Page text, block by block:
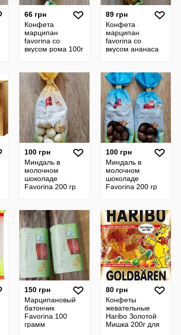
66 грн
Конфета
марципан
favorina со
вкусом рома 100г
89 грн
Конфета
марципан
favorina со
вкусом ананаса
100 грн
Миндаль в
молочном
шоколаде
Favorina 200 гр
100 грн
Миндаль в
молочном
шоколаде
Favorina 200 гр
150 грн
Марципановый
батончик
Favorina 100
грамм
80 грн
Конфеты
жевательные
Haribo Золотой
Мишка 200г для